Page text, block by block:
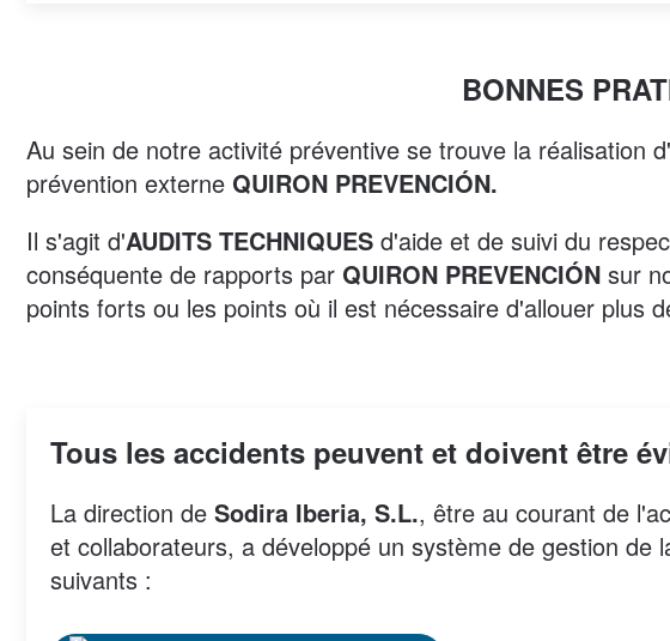
BONNES
Au sein de notre activité préventive se trouve la réalisation
prévention externe QUIRON PREVENCIÓN.
Il s'agit d'AUDITS TECHNIQUES d'aide et de suivi du
conséquente de rapports par QUIRON PREVENCIÓN sur
points forts ou les points où il est nécessaire d'allouer plus
Tous les accidents peuvent et doivent être
La direction de Sodira Iberia, S.L., être au courant de
et collaborateurs, a développé un système de gestion
suivants :